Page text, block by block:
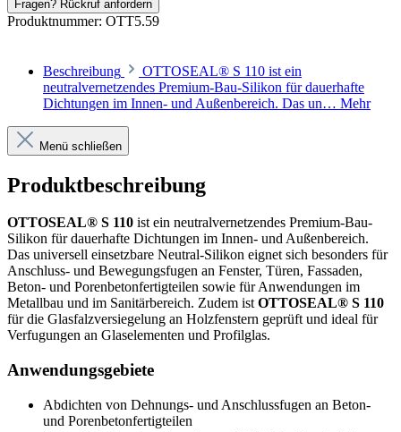
Fragen? Rückruf anfordern
Produktnummer: OTT5.59
Beschreibung
OTTOSEAL® S 110 ist ein
neutralvernetzendes Premium-Bau-Silikon für dauerhafte
Dichtungen im Innen- und Außenbereich. Das un… Mehr
Menü schließen
Produktbeschreibung
OTTOSEAL® S 110 ist ein neutralvernetzendes Premium-Bau-
Silikon für dauerhafte Dichtungen im Innen- und Außenbereich.
Das universell einsetzbare Neutral-Silikon eignet sich besonders für
Anschluss- und Bewegungsfugen an Fenster, Türen, Fassaden,
Beton- und Porenbetonfertigteilen sowie für Anwendungen im
Metallbau und im Sanitärbereich. Zudem istOTTOSEAL® S 110
für die Glasfalzversiegelung an Holzfenstern geprüft und ideal für
Verfugungen an Glaselementen und Profilglas.
Anwendungsgebiete
Abdichten von Dehnungs- und Anschlussfugen an Beton-
und Porenbetonfertigteilen